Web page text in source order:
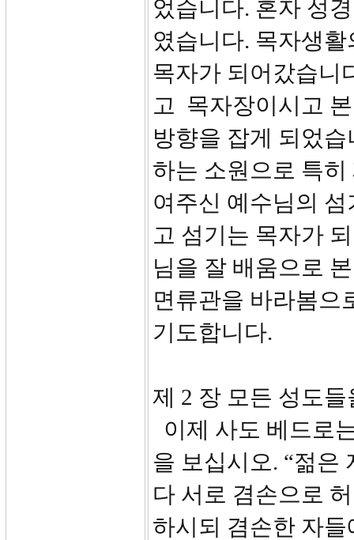
었습니다. 혼자 성
였습니다. 목자생
목자가 되어갔습니
고 목자장이시고
방향을 잡게 되었
하는 소원으로 특
여주신 예수님의
고 섬기는 목자가
님을 잘 배움으로
면류관을 바라봄으
기도합니다.
제 2 장 모든 성도
이제 사도 베드로
을 보십시오. “젊은
다 서로 겸손으로
하시되 겸손한 자